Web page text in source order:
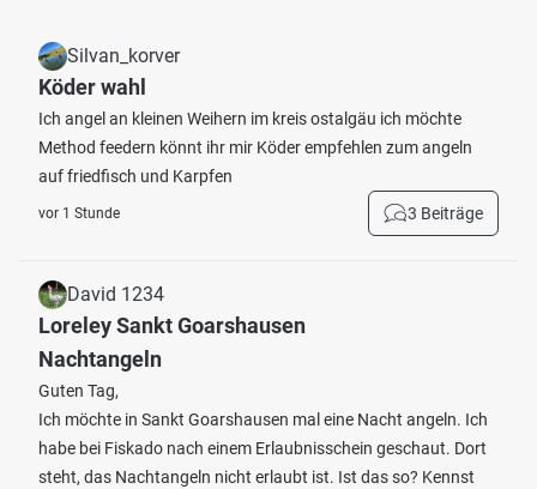
Silvan_korver
Köder wahl
Ich angel an kleinen Weihern im kreis ostalgäu ich möchte
Method feedern könnt ihr mir Köder empfehlen zum angeln
auf friedfisch und Karpfen
vor 1 Stunde 3 Beiträge
David 1234
Loreley Sankt Goarshausen
Nachtangeln
Guten Tag,
Ich möchte in Sankt Goarshausen mal eine Nacht angeln. Ich
habe bei Fiskado nach einem Erlaubnisschein geschaut. Dort
steht, das Nachtangeln nicht erlaubt ist. Ist das so? Kennst